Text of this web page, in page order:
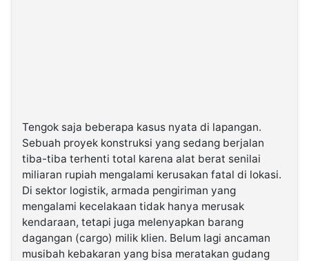
​Tengok saja beberapa kasus nyata di lapangan.
Sebuah proyek konstruksi yang sedang berjalan
tiba-tiba terhenti total karena alat berat senilai
miliaran rupiah mengalami kerusakan fatal di lokasi.
Di sektor logistik, armada pengiriman yang
mengalami kecelakaan tidak hanya merusak
kendaraan, tetapi juga melenyapkan barang
dagangan (cargo) milik klien. Belum lagi ancaman
musibah kebakaran yang bisa meratakan gudang